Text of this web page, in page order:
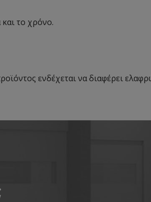
το χρόνο.
ενδέχεται να διαφέρει